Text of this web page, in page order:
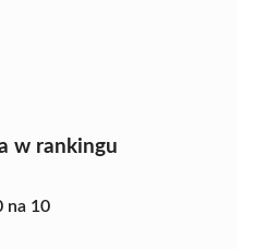
w rankingu
na 10